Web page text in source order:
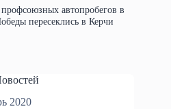
автопробегов в
пересеклись в Керчи
2020